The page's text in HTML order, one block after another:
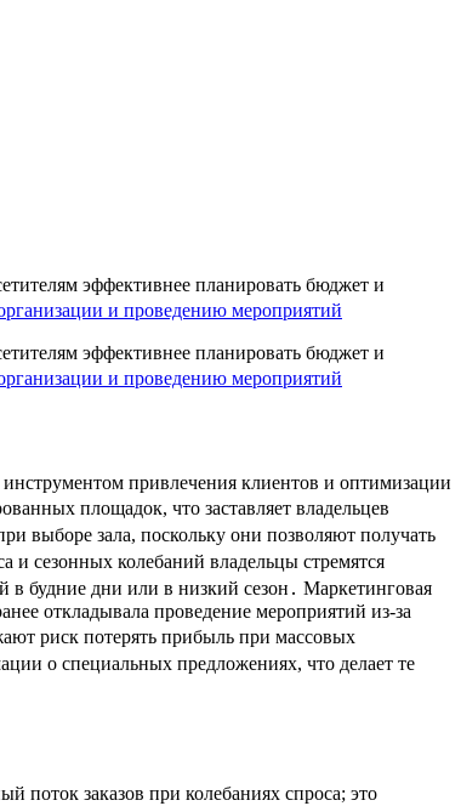
эффективнее планировать бюджет и
и проведению мероприятий
эффективнее планировать бюджет и
и проведению мероприятий
привлечения клиентов и оптимизации
площадок, что заставляет владельцев
выборе зала, поскольку они позволяют получать
и сезонных колебаний владельцы стремятся
в будние дни или в низкий сезон․ Маркетинговая
откладывала проведение мероприятий из-за
риск потерять прибыль при массовых
о специальных предложениях, что делает те
поток заказов при колебаниях спроса; это